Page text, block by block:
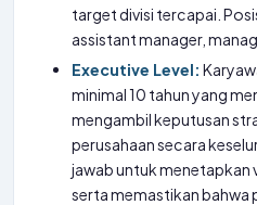
target divisi tercapai.
assistant manager,
Executive Level:
minimal 10 tahun yang
mengambil keputusan
perusahaan secara
jawab untuk menetapkan
serta memastikan bahwa